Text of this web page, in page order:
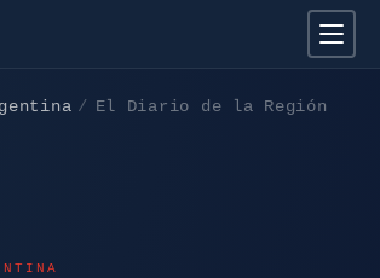
El Diario de la Región